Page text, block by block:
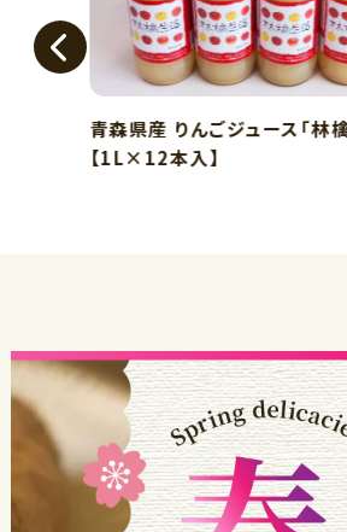
青森県産 りんごジュース「林
【1L×12本入】